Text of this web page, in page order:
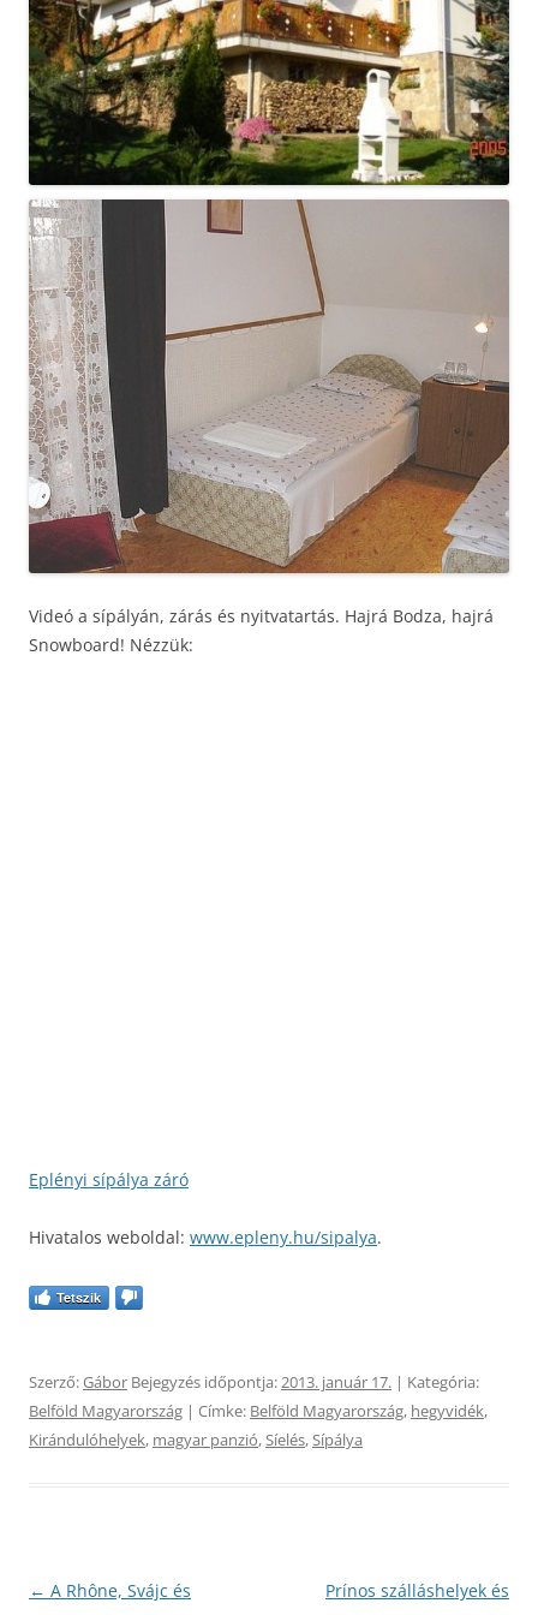
Videó a sípályán, zárás és nyitvatartás. Hajrá Bodza, hajrá
Snowboard! Nézzük:
Eplényi sípálya záró
Hivatalos weboldal: www.epleny.hu/sipalya.
Tetszik
Szerző:Gábor Bejegyzés időpontja:2013. január 17. | Kategória:
Belföld Magyarország | Címke: Belföld Magyarország, hegyvidék,
Kirándulóhelyek, magyar panzió,Síelés,Sípálya
Bejegyzés
← A Rhône, Svájc és
Prínos szálláshelyek és